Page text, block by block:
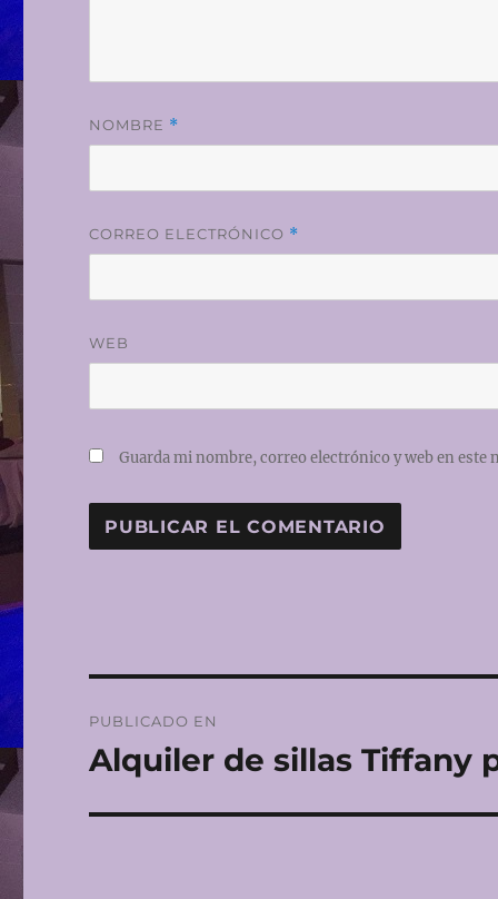
NOMBRE *
CORREO ELECTRÓNICO *
WEB
Guarda mi nombre, correo electrónico y web en este
de
PUBLICADO EN
Alquiler de sillas Tiffany